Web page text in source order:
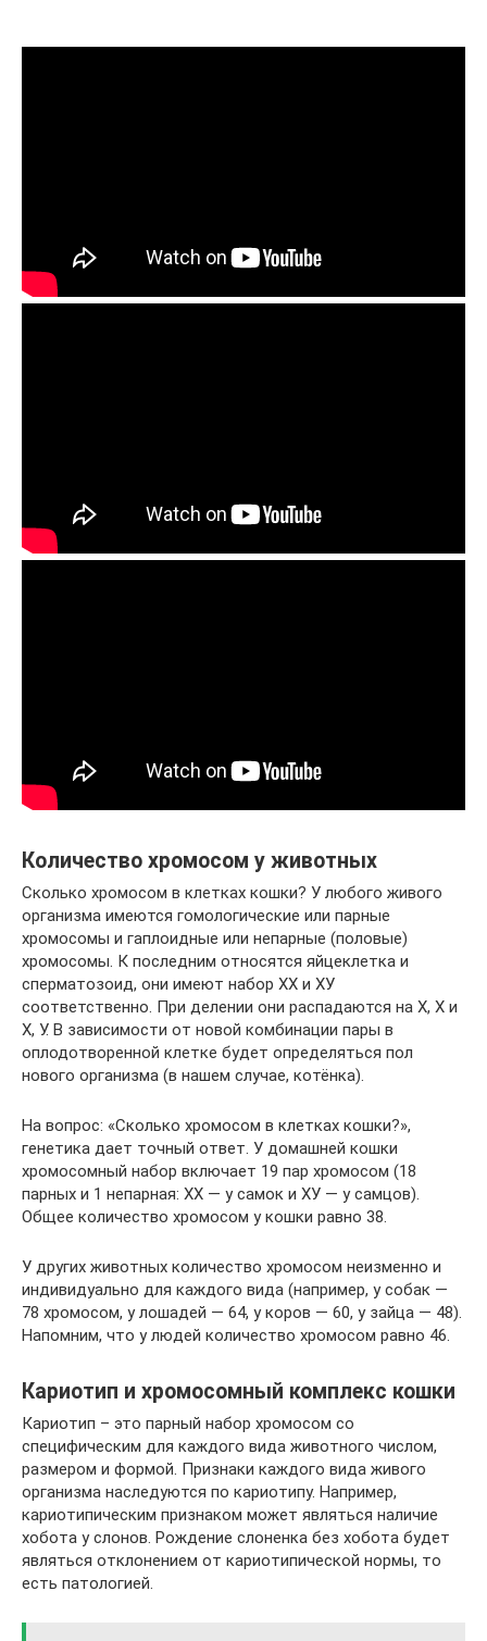
Количество хромосом у животных
Сколько хромосом в клетках кошки? У любого живого
организма имеются гомологические или парные
хромосомы и гаплоидные или непарные (половые)
хромосомы. К последним относятся яйцеклетка и
сперматозоид, они имеют набор ХХ и ХУ
соответственно. При делении они распадаются на X, X и
X, У. В зависимости от новой комбинации пары в
оплодотворенной клетке будет определяться пол
нового организма (в нашем случае, котёнка).
На вопрос: «Сколько хромосом в клетках кошки?»,
генетика дает точный ответ. У домашней кошки
хромосомный набор включает 19 пар хромосом (18
парных и 1 непарная: ХХ — у самок и ХУ — у самцов).
Общее количество хромосом у кошки равно 38.
У других животных количество хромосом неизменно и
индивидуально для каждого вида (например, у собак —
78 хромосом, у лошадей — 64, у коров — 60, у зайца — 48).
Напомним, что у людей количество хромосом равно 46.
Кариотип и хромосомный комплекс кошки
Кариотип – это парный набор хромосом со
специфическим для каждого вида животного числом,
размером и формой. Признаки каждого вида живого
организма наследуются по кариотипу. Например,
кариотипическим признаком может являться наличие
хобота у слонов. Рождение слоненка без хобота будет
являться отклонением от кариотипической нормы, то
есть патологией.